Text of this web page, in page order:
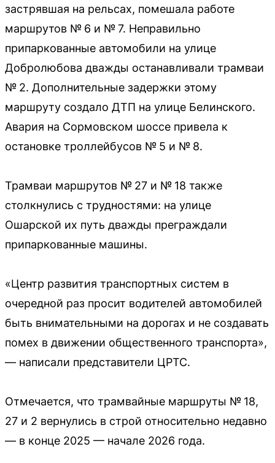
застрявшая на рельсах, помешала работе
маршрутов № 6 и № 7. Неправильно
припаркованные автомобили на улице
Добролюбова дважды останавливали трамваи
№ 2. Дополнительные задержки этому
маршруту создало ДТП на улице Белинского.
Авария на Сормовском шоссе привела к
остановке троллейбусов № 5 и № 8.
Трамваи маршрутов № 27 и № 18 также
столкнулись с трудностями: на улице
Ошарской их путь дважды преграждали
припаркованные машины.
«Центр развития транспортных систем в
очередной раз просит водителей автомобилей
быть внимательными на дорогах и не создавать
помех в движении общественного транспорта»,
— написали представители ЦРТС.
Отмечается, что трамвайные маршруты № 18,
27 и 2 вернулись в строй относительно недавно
— в конце 2025 — начале 2026 года.